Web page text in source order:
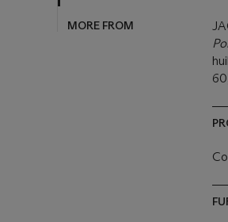
MORE FROM